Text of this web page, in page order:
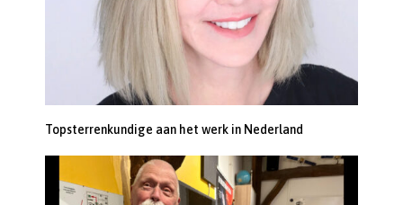
Topsterrenkundige aan het werk in Nederland